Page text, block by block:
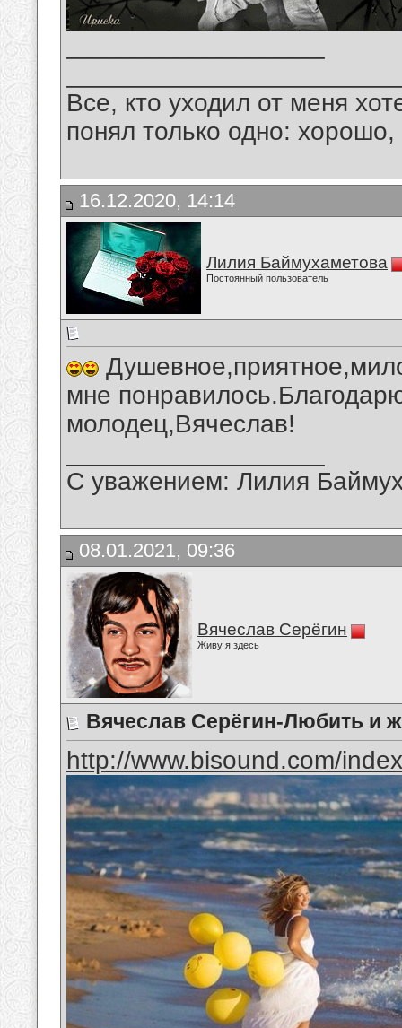
Все, кто уходил от меня
понял только одно:
16.12.2020, 14:14
Лилия Баймухаметова
Постоянный пользователь
мне
молодец,Вячеслав!
С уважением: Лилия
08.01.2021, 09:36
Вячеслав Серёгин
Живу я здесь
Вячеслав Серёгин-Любить и
http://www.bisound.com/